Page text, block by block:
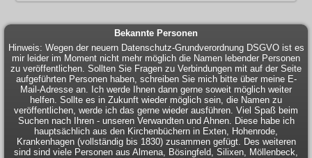
Bekannte Personen
Hinweis: Wegen der neuern Datenschutz-Grundverordnung DSGVO ist es
mir leider im Moment nicht mehr möglich die Namen lebender Personen
zu veröffentlichen. Sollten Sie Fragen zu Verbindungen mit auf der Seite
aufgeführten Personen haben, schreiben Sie mich bitte über meine E-
Mail-Adresse an. Ich werde Ihnen dann gerne soweit möglich weiter
helfen. Sollte es in Zukunft wieder möglich sein, die Namen zu
veröffentlichen, werde ich das gerne wieder ausführen. Viel Spaß beim
Suchen nach Ihren - unseren Verwandten und Ahnen. Diese habe ich
hauptsächlich aus den Kirchenbüchern in Exten, Hohenrode,
Krankenhagen (vollständig bis 1830) zusammen gefügt. Des weiteren
sind sind viele Personen aus Almena, Bösingfeld, Silixen, Möllenbeck,